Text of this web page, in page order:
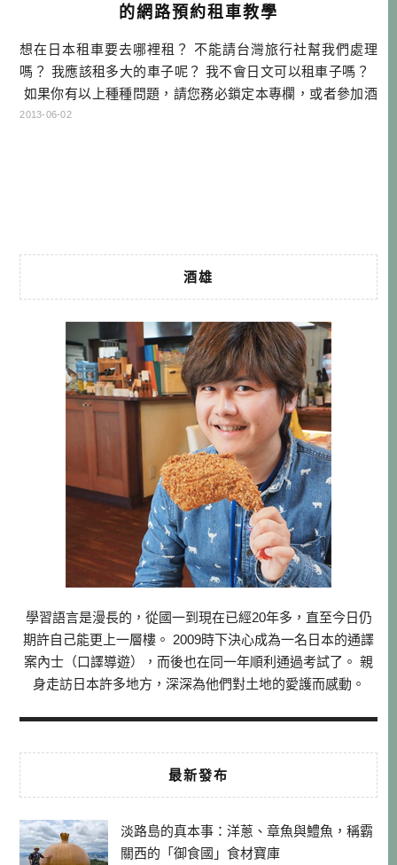
的網路預約租車教學
想在日本租車要去哪裡租？ 不能請台灣旅行社幫我們處理
嗎？ 我應該租多大的車子呢？ 我不會日文可以租車子嗎？
如果你有以上種種問題，請您務必鎖定本專欄，或者參加酒
雄的自駕遊講座。 酒雄將會一一釋疑，讓大家都能了解，並
2013-06-02
酒雄
學習語言是漫長的，從國一到現在已經20年多，直至今日仍
期許自己能更上一層樓。 2009時下決心成為一名日本的通譯
案內士（口譯導遊），而後也在同一年順利通過考試了。 親
身走訪日本許多地方，深深為他們對土地的愛護而感動。
最新發布
淡路島的真本事：洋蔥、章魚與鱧魚，稱霸
關西的「御食國」食材寶庫